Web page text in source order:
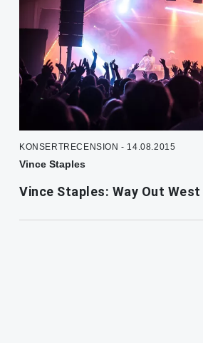
KONSERTRECENSION - 14.08.2015
Vince Staples
Vince Staples: Way Out West